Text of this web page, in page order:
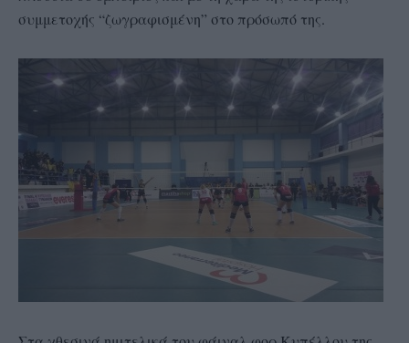
συμμετοχής “ζωγραφισμένη” στο πρόσωπό της.